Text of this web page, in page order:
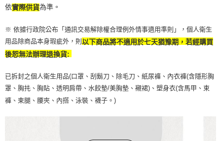
依實際供貨為準。
※ 依據行政院公布「通訊交易解除權合理例外情事適用準則」，個人衛生
用品除商品本身瑕疵外，則 以下商品將不適用於七天猶豫期，若經購買
後恕無法辦理退換貨:
已拆封之個人衛生用品(口罩、刮鬍刀、除毛刀、紙尿褲、內衣褲(含隱形胸
罩、胸扥、胸貼、透明肩帶、水餃墊/美胸墊、襯裙)、塑身衣(含馬甲、束
褲、束腿、腰夾、內搭、泳裝、襪子。)